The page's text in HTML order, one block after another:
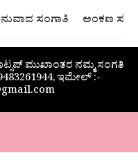
ಸಂಗಾತಿ ಅಂಕಣ
ಮುಖಾಂತರ ನಮ್ಮ ಸಂಗತಿ
ಇಮೇಲ್ :-